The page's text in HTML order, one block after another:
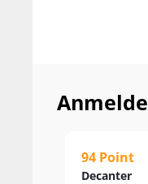
94 Point
Decanter